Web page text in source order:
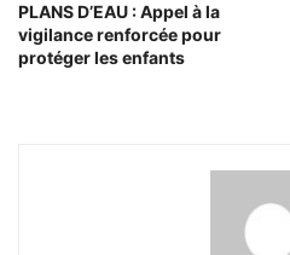
PLANS D’EAU : Appel à la
vigilance renforcée pour
protéger les enfants